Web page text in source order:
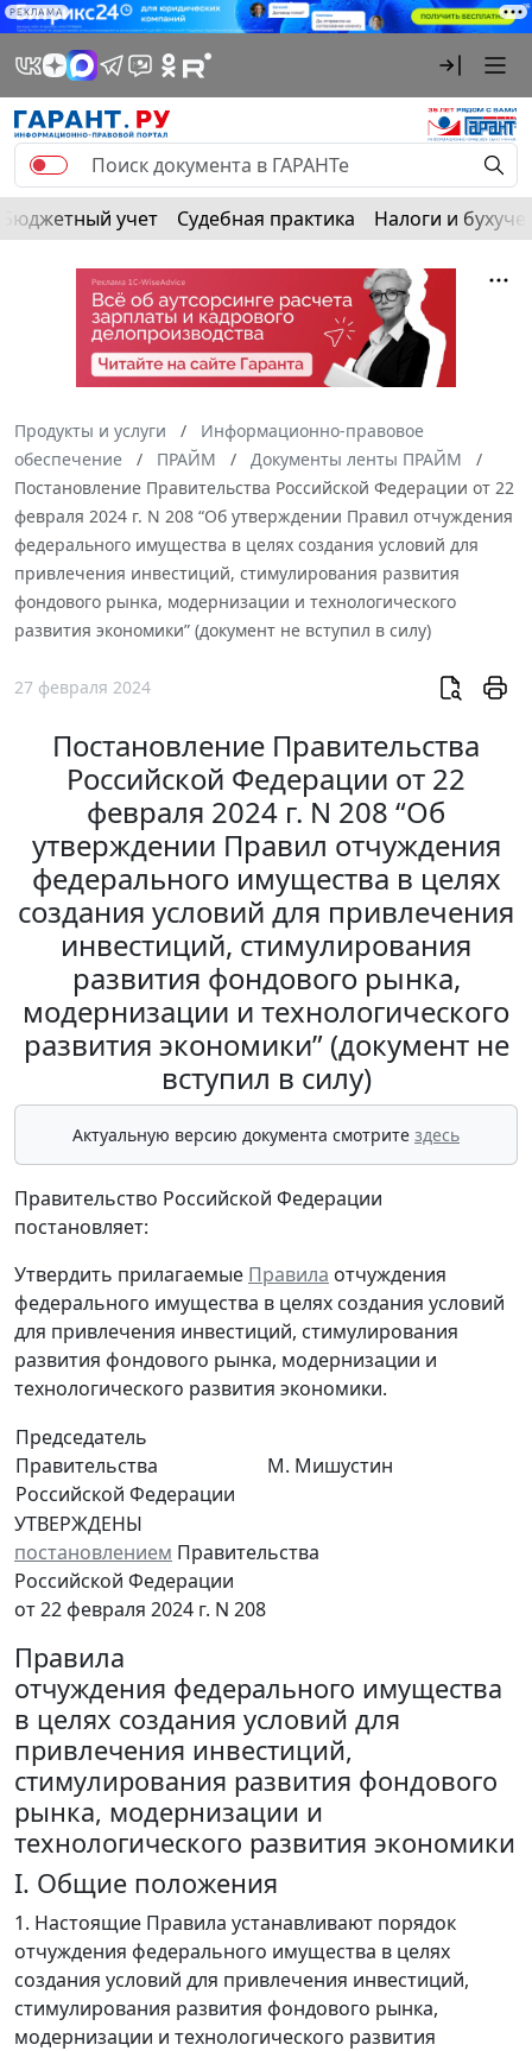
РЕКЛАМА
Бюджетный учет Судебная практика Налоги и
Продукты и услуги
Информационно-правовое
обеспечение
ПРАЙМ
Документы ленты ПРАЙМ
Постановление Правительства Российской Федерации от 22
февраля 2024 г. N 208 “Об утверждении Правил отчуждения
федерального имущества в целях создания условий для
привлечения инвестиций, стимулирования развития
фондового рынка, модернизации и технологического
развития экономики” (документ не вступил в силу)
27 февраля 2024
Постановление Правительства
Российской Федерации от 22
февраля 2024 г. N 208 “Об
утверждении Правил отчуждения
федерального имущества в целях
создания условий для привлечения
инвестиций, стимулирования
развития фондового рынка,
модернизации и технологического
развития экономики” (документ не
вступил в силу)
Актуальную версию документа смотрите здесь
Правительство Российской Федерации
постановляет:
Утвердить прилагаемые Правила отчуждения
федерального имущества в целях создания условий
для привлечения инвестиций, стимулирования
развития фондового рынка, модернизации и
технологического развития экономики.
Председатель
Правительства
Российской Федерации
М. Мишустин
УТВЕРЖДЕНЫ
постановлением Правительства
Российской Федерации
от 22 февраля 2024 г. N 208
Правила
отчуждения федерального имущества
в целях создания условий для
привлечения инвестиций,
стимулирования развития фондового
рынка, модернизации и
технологического развития экономики
I. Общие положения
1. Настоящие Правила устанавливают порядок
отчуждения федерального имущества в целях
создания условий для привлечения инвестиций,
стимулирования развития фондового рынка,
модернизации и технологического развития